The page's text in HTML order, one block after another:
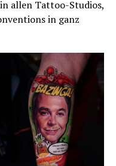
allen Tattoo-Studios,
in ganz